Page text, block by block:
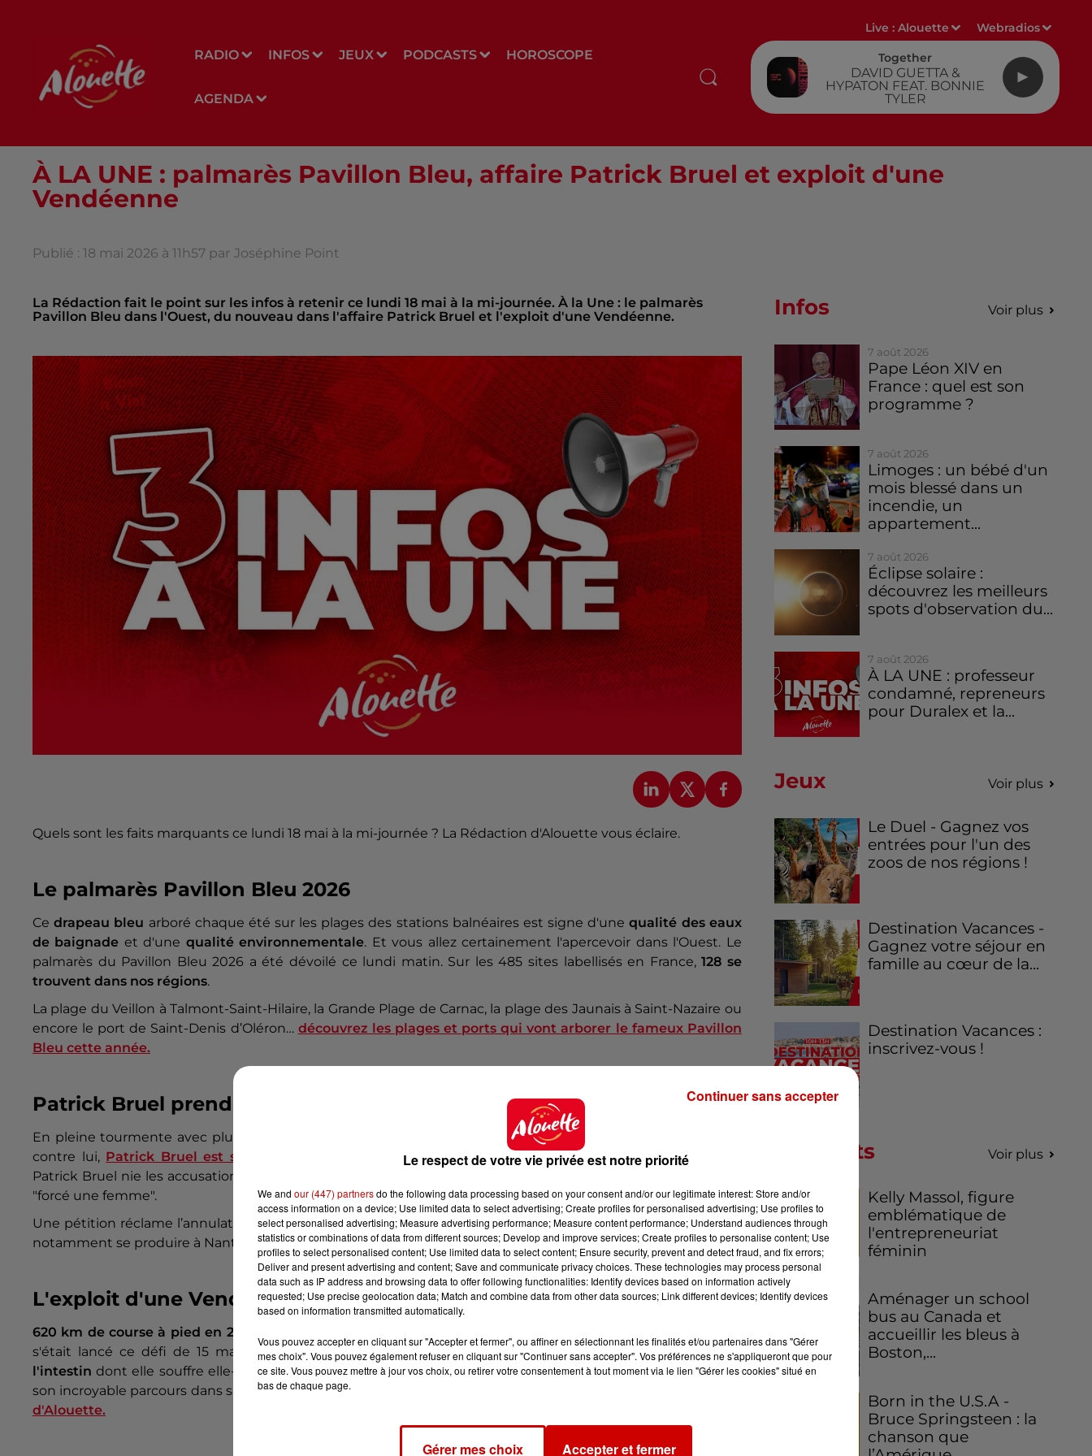
RADIO INFOS JEUX PODCASTS HOROSCOPE
AGENDA
Live :Alouette Webradios
Together
DAVID GUETTA &
HYPATON FEAT. BONNIE
TYLER
À LA UNE : palmarès Pavillon Bleu, affaire Patrick Bruel et exploit d'une
Vendéenne
Publié : 18 mai 2026 à 11h57 par Joséphine Point
La Rédaction fait le point sur les infos à retenir ce lundi 18 mai à la mi-journée. À la Une : le palmarès
Pavillon Bleu dans l'Ouest, du nouveau dans l'affaire Patrick Bruel et l'exploit d'une Vendéenne.
Quels sont les faits marquants ce lundi 18 mai à la mi-journée ? La Rédaction d'Alouette vous éclaire.
Le palmarès Pavillon Bleu 2026
Ce drapeau bleu arboré chaque été sur les plages des stations balnéaires est signe d'unequalité des eaux
de baignade et d'une qualité environnementale. Et vous allez certainement l'apercevoir dans l'Ouest. Le
palmarès du Pavillon Bleu 2026 a été dévoilé ce lundi matin. Sur les 485 sites labellisés en France,128 se
trouvent dans nos régions.
La plage du Veillon à Talmont-Saint-Hilaire, la Grande Plage de Carnac, la plage des Jaunais à Saint-Nazaire ou
encore le port de Saint-Denis d’Oléron… découvrez les plages et ports qui vont arborer le fameux Pavillon
Bleu cette année.
Patrick Bruel prend la parole
En pleine tourmente avec plusieurs plaintes pour viols ainsi qu'une trentaine de témoignages de femmes
contre lui, Patrick Bruel est sorti du silence
ce dimanche soir. Dans un message publié sur Instagram,
Patrick Bruel nie les accusations de l'animatrice Flavie Flament et, plus globalement, affirme ne jamais avoir
"forcé une femme".
Une pétition réclame l’annulation de sa prochaine tournée qui doit commencer le 16 juin. Patrick Bruel doit
notamment se produire à Nantes, Tours, Brest et Poitiers.
L'exploit d'une Vendéenne
620 km de course à pied en 2 semaines
s'était lancé ce défi de 15 marathons en 15 jours poursensibiliser sur les maladies inflammatoires de
l'intestindont elle souffre elle-même. Partie dimanche 3 mai d'Anglet, où elle vit aujourd'hui, elle a terminé
son incroyable parcours dans sa Vendée natale,aux Herbiers
d'Alouette.
Infos Voir plus
7 août 2026
Pape Léon XIV en
France : quel est son
programme ?
7 août 2026
Limoges : un bébé d'un
mois blessé dans un
incendie, un
appartement...
7 août 2026
Éclipse solaire :
découvrez les meilleurs
spots d'observation du...
7 août 2026
À LA UNE : professeur
condamné, repreneurs
pour Duralex et la...
Jeux Voir plus
Le Duel - Gagnez vos
entrées pour l'un des
zoos de nos régions !
Destination Vacances -
Gagnez votre séjour en
famille au cœur de la...
Destination Vacances :
inscrivez-vous !
Podcasts Voir plus
Kelly Massol, figure
emblématique de
l'entrepreneuriat
féminin
Aménager un school
bus au Canada et
accueillir les bleus à
Boston,...
Born in the U.S.A -
Bruce Springsteen : la
chanson que
Le respect de votre vie privée est notre priorité
We and our (447) partnersdo the following data processing based on your consent and/or our legitimate interest: Store and/or
access information on a device; Use limited data to select advertising; Create profiles for personalised advertising; Use profiles to
select personalised advertising; Measure advertising performance; Measure content performance; Understand audiences through
statistics or combinations of data from different sources; Develop and improve services; Create profiles to personalise content; Use
profiles to select personalised content; Use limited data to select content; Ensure security, prevent and detect fraud, and fix errors;
Deliver and present advertising and content; Save and communicate privacy choices. These technologies may process personal
data such as IP address and browsing data to offer following functionalities: Identify devices based on information actively
requested; Use precise geolocation data; Match and combine data from other data sources; Link different devices; Identify devices
based on information transmitted automatically.
Vous pouvez accepter en cliquant sur "Accepter et fermer", ou affiner en sélectionnant les finalités et/ou partenaires dans "Gérer
mes choix". Vous pouvez également refuser en cliquant sur "Continuer sans accepter". Vos préférences ne s'appliqueront que pour
ce site. Vous pouvez mettre à jour vos choix, ou retirer votre consentement à tout moment via le lien "Gérer les cookies" situé en
bas de chaque page.
Gérer mes choix Accepter et fermer
Continuer sans accepter